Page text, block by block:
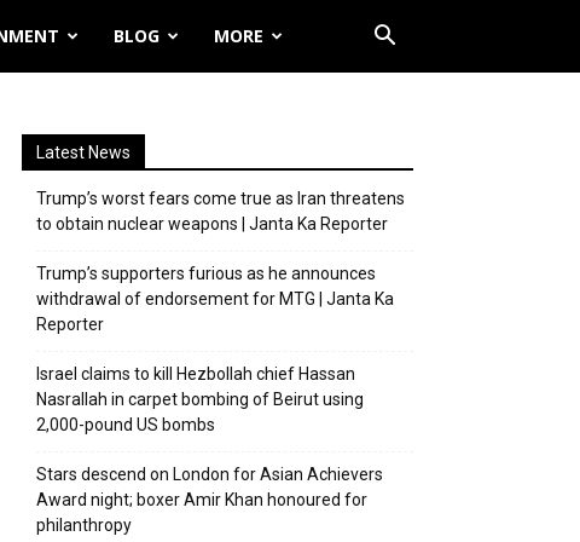
BLOG MORE
Latest News
Trump’s worst fears come true as Iran threatens
to obtain nuclear weapons | Janta Ka Reporter
Trump’s supporters furious as he announces
withdrawal of endorsement for MTG | Janta Ka
Reporter
Israel claims to kill Hezbollah chief Hassan
Nasrallah in carpet bombing of Beirut using
2,000-pound US bombs
Stars descend on London for Asian Achievers
Award night; boxer Amir Khan honoured for
philanthropy